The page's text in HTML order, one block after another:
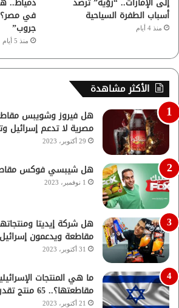
أسباب الطفرة السياحية
منذ 4 أيام
في مصر؟
جروب”
منذ 5 أيام
الأكثر مشاهدة
هل فيروز وشويبس
مصرية لا تدعم إسرائيل
29 أكتوبر، 2023
هل شيبسي فوكس
1 نوفمبر، 2023
هل شركة إيديتا
مقاطعة ويدعمون
31 أكتوبر، 2023
ما هي المنتجات
مقاطعتها؟.. 65 منتج تقدر تستغنى عنهم
21 أكتوبر، 2023